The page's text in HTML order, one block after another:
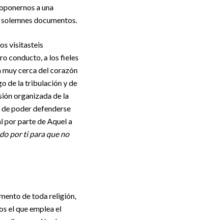
a una
documentos.
visitasteis
conducto, a los fieles
muy cerca del corazón
de la tribulación y de
organizada de la
poder defenderse
por parte de Aquel a
por ti para que no
de toda religión,
el que emplea el